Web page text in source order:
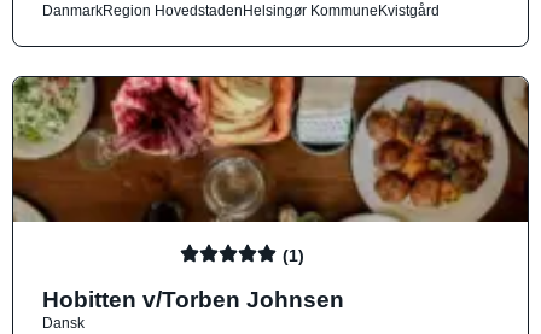
DanmarkRegion HovedstadenHelsingør KommuneKvistgård
(1)
Hobitten v/Torben Johnsen
Dansk